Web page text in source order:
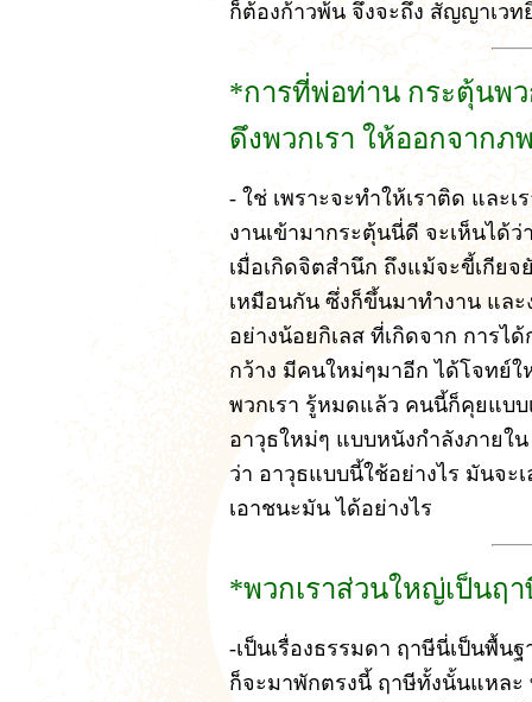
ก็ต้องก้าวพ้น จึงจะถึง สัญญาเว
*การที่พ่อท่าน กระตุ้นพว
ดึงพวกเรา ให้ออกจากภ
- ใช่ เพราะจะทำให้เราติด และ
งานเข้ามากระตุ้นนี่ดี จะเห็นได้
เมื่อเกิดจิตสำนึก ถึงแม้จะขี้เกีย
เหมือนกัน ซึ่งก็ขึ้นมาทำงาน แล
อย่างน้อยกิเลส ที่เกิดจาก การไ
กว้าง มีคนใหม่ๆมาอีก ได้โจทย์
พวกเรา รู้หมดแล้ว คนนี้ก็คุยแบ
อาวุธใหม่ๆ แบบหนังกำลังภายใ
ว่า อาวุธแบบนี้ใช้อย่างไร มันจะ
เอาชนะมัน ได้อย่างไร
*พวกเราส่วนใหญ่เป็นฤ
-เป็นเรื่องธรรมดา ฤาษีนี่เป็นพื้น
ก็จะมาพักตรงนี้ ฤาษีทั้งนั้นแหล